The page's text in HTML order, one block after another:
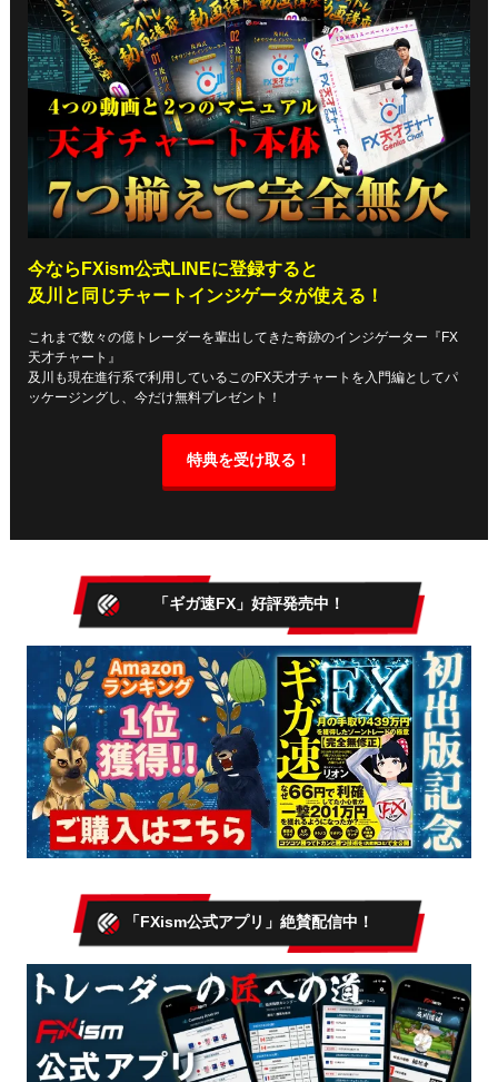
今ならFXism公式LINEに登録すると
及川と同じチャートインジゲータが使える！
これまで数々の億トレーダーを輩出してきた奇跡のインジゲーター『FX
天才チャート』
及川も現在進行系で利用しているこのFX天才チャートを入門編としてパ
ッケージングし、今だけ無料プレゼント！
特典を受け取る！
「ギガ速FX」好評発売中！
「FXism公式アプリ」絶賛配信中！